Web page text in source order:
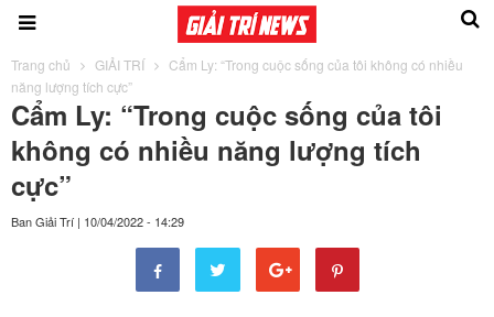
Trang chủ GIẢI TRÍ
Cẩm Ly: “Trong cuộc sống của tôi không có nhiều
năng lượng tích cực”
Cẩm Ly: “Trong cuộc sống của tôi
không có nhiều năng lượng tích
cực”
Ban Giải Trí | 10/04/2022 - 14:29